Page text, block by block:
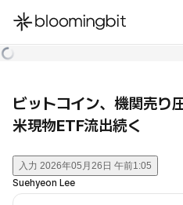
한국어
ビットコイン、機関売り
米現物ETF流出続く
入力 2026年05月26日 午前1:05
Suehyeon Lee